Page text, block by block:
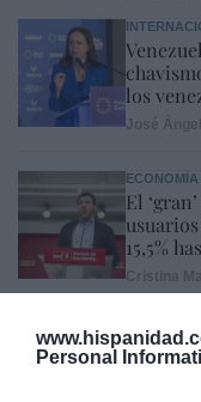
Personal
los
ECONOMÍA
El
15,5%
Ataque
de